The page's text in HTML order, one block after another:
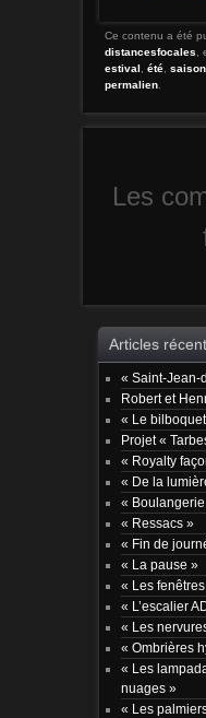
Ce contenu a été
distancesfocales
estival
été, saison
permalien.
Les
Articles
« Saint-Jean-
Robert et
« Le
Projet «
« Royalty
« De la
«
« Ressacs »
« Fin de
« La pause »
« Les
« L’escalier
« Les
« Ombrières
« Les
nuages »
« Les